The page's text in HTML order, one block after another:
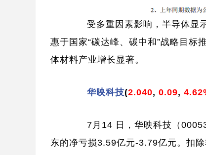
受多重因素影响，半导体显示
惠于国家“碳达峰、碳中和”战略目标
体材料产业增长显著。
华映科技(2.040, 0.09,
7月14 日，华映科技（
东的净亏损3.59亿元-3.79亿元。扣